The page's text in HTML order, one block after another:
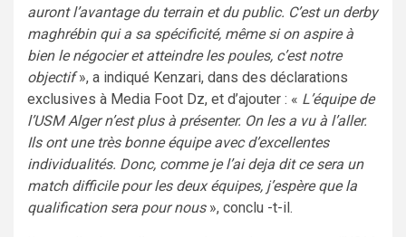
auront l’avantage du terrain et du public. C’est un derby
maghrébin qui a sa spécificité, même si on aspire à
bien le négocier et atteindre les poules, c’est notre
objectif», a indiqué Kenzari, dans des déclarations
exclusives à Media Foot Dz, et d’ajouter : « L’équipe de
l’USM Alger n’est plus à présenter. On les a vu à l’aller.
Ils ont une très bonne équipe avec d’excellentes
individualités. Donc, comme je l’ai deja dit ce sera un
match difficile pour les deux équipes, j’espère que la
qualification sera pour nous», conclu -t-il.